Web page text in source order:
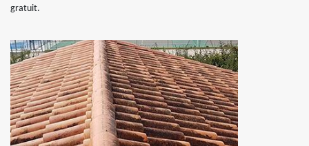
gratuit.